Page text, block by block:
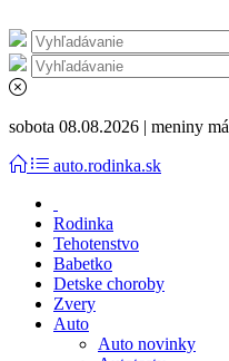
sobota 08.08.2026 | meniny má
auto.rodinka.sk
Rodinka
Tehotenstvo
Babetko
Detske choroby
Zvery
Auto
Auto novinky